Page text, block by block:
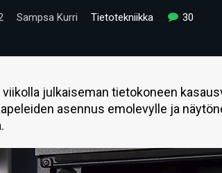
Sampsa Kurri Tietotekniikka 30
julkaiseman tietokoneen
asennus emolevylle ja